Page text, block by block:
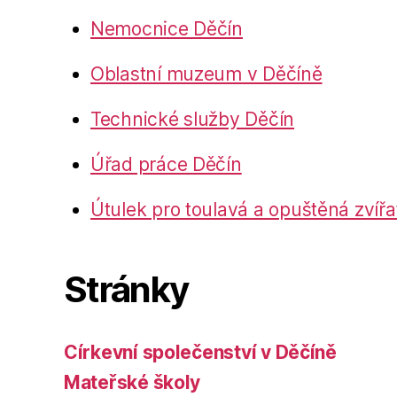
Nemocnice Děčín
Oblastní muzeum v Děčíně
Technické služby Děčín
Úřad práce Děčín
Útulek pro toulavá a opuštěná
Stránky
Církevní společenství v Děčíně
Mateřské školy